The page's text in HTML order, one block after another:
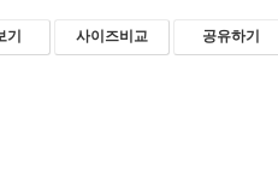
기 사이즈비교 공유하기